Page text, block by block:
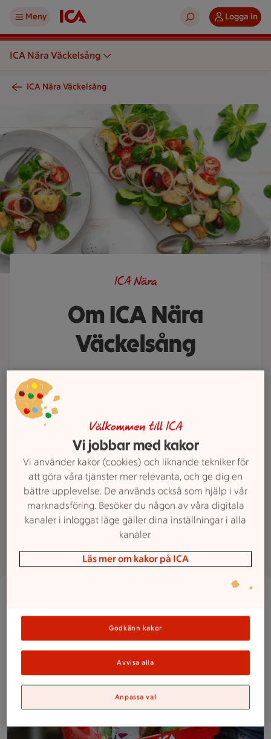
Meny Logga in
ICA Nära Väckelsång
ICA Nära Väckelsång
En sallad med grönsaker serveras på en tallrik och ett
Om ICA Nära
Väckelsång
ICA Nära
mat och hjälper gärna till med att
visa vägen till dina favoritvaror.
Behöver du ett middagstips eller
saknar du något i våra hyllor? Prata
med oss. Vi finns här för att göra
din vecka lite enklare och mycket
godare.
Närbild på en kund med en välfylld ICA Nära-korg med
Välkommen till ICA
Vi jobbar med kakor
Vi använder kakor (cookies) och liknande tekniker för
att göra våra tjänster mer relevanta, och ge dig en
bättre upplevelse. De används också som hjälp i vår
marknadsföring. Besöker du någon av våra digitala
kanaler i inloggat läge gäller dina inställningar i alla
kanaler.
Läs mer om kakor på ICA
Godkänn kakor
Avvisa alla
Anpassa val